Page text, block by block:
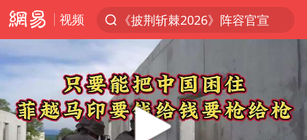
视频
《披荆斩棘2026》阵容官宣
于东来回应胖东来近25年老店年底关闭
以拒绝“和平委员会”的加沙和平计划